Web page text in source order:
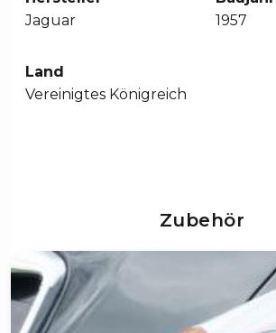
Jaguar
1957
Land
Vereinigtes Königreich
Zubehör